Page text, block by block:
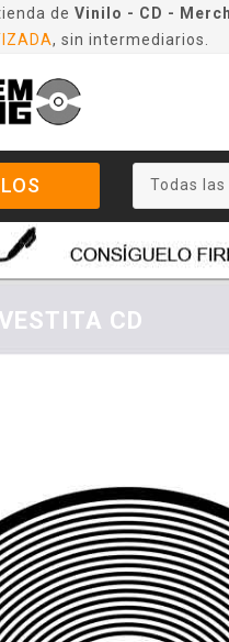
de Vinilo - CD -
, sin intermediarios.
Todas
CD